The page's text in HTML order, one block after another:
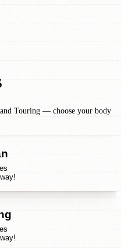
Touring — choose your body